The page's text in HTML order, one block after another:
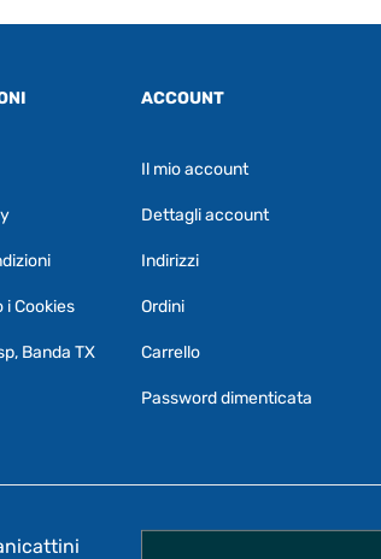
i Cookies
Banda TX
ACCOUNT
Il mio account
Dettagli account
Indirizzi
Ordini
Carrello
Password dimenticata